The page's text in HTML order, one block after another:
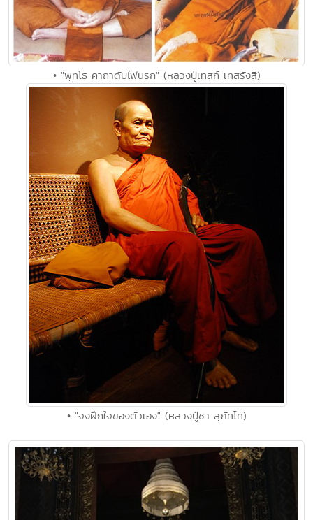
• "พุทโธ คาถาดับไฟนรก" (หลวงปู่เทสก์ เทสรังสี)
• "จงฝึกใจของตัวเอง" (หลวงปู่ชา สุภัทโท)